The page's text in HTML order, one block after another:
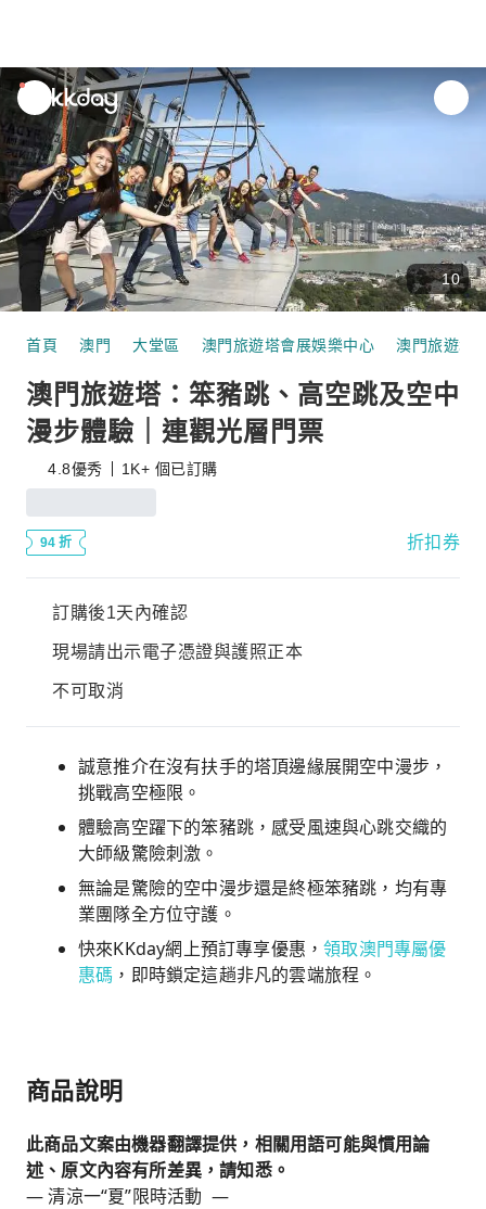
unread
notifications
10
首頁 澳門 大堂區 澳門旅遊塔會展娛樂中心 澳門旅遊塔
澳門旅遊塔：笨豬跳、高空跳及空中
漫步體驗｜連觀光層門票
4.8優秀 1K+ 個已訂購
94 折 折扣券
訂購後1天內確認
現場請出示電子憑證與護照正本
不可取消
誠意推介在沒有扶手的塔頂邊緣展開空中漫步，
挑戰高空極限。
體驗高空躍下的笨豬跳，感受風速與心跳交織的
大師級驚險刺激。
無論是驚險的空中漫步還是終極笨豬跳，均有專
業團隊全方位守護。
快來KKday網上預訂專享優惠，領取澳門專屬優
惠碼 ，即時鎖定這趟非凡的雲端旅程。
商品說明
此商品文案由機器翻譯提供，相關用語可能與慣用論
述、原文內容有所差異，請知悉。
— 清涼一“夏”限時活動 —